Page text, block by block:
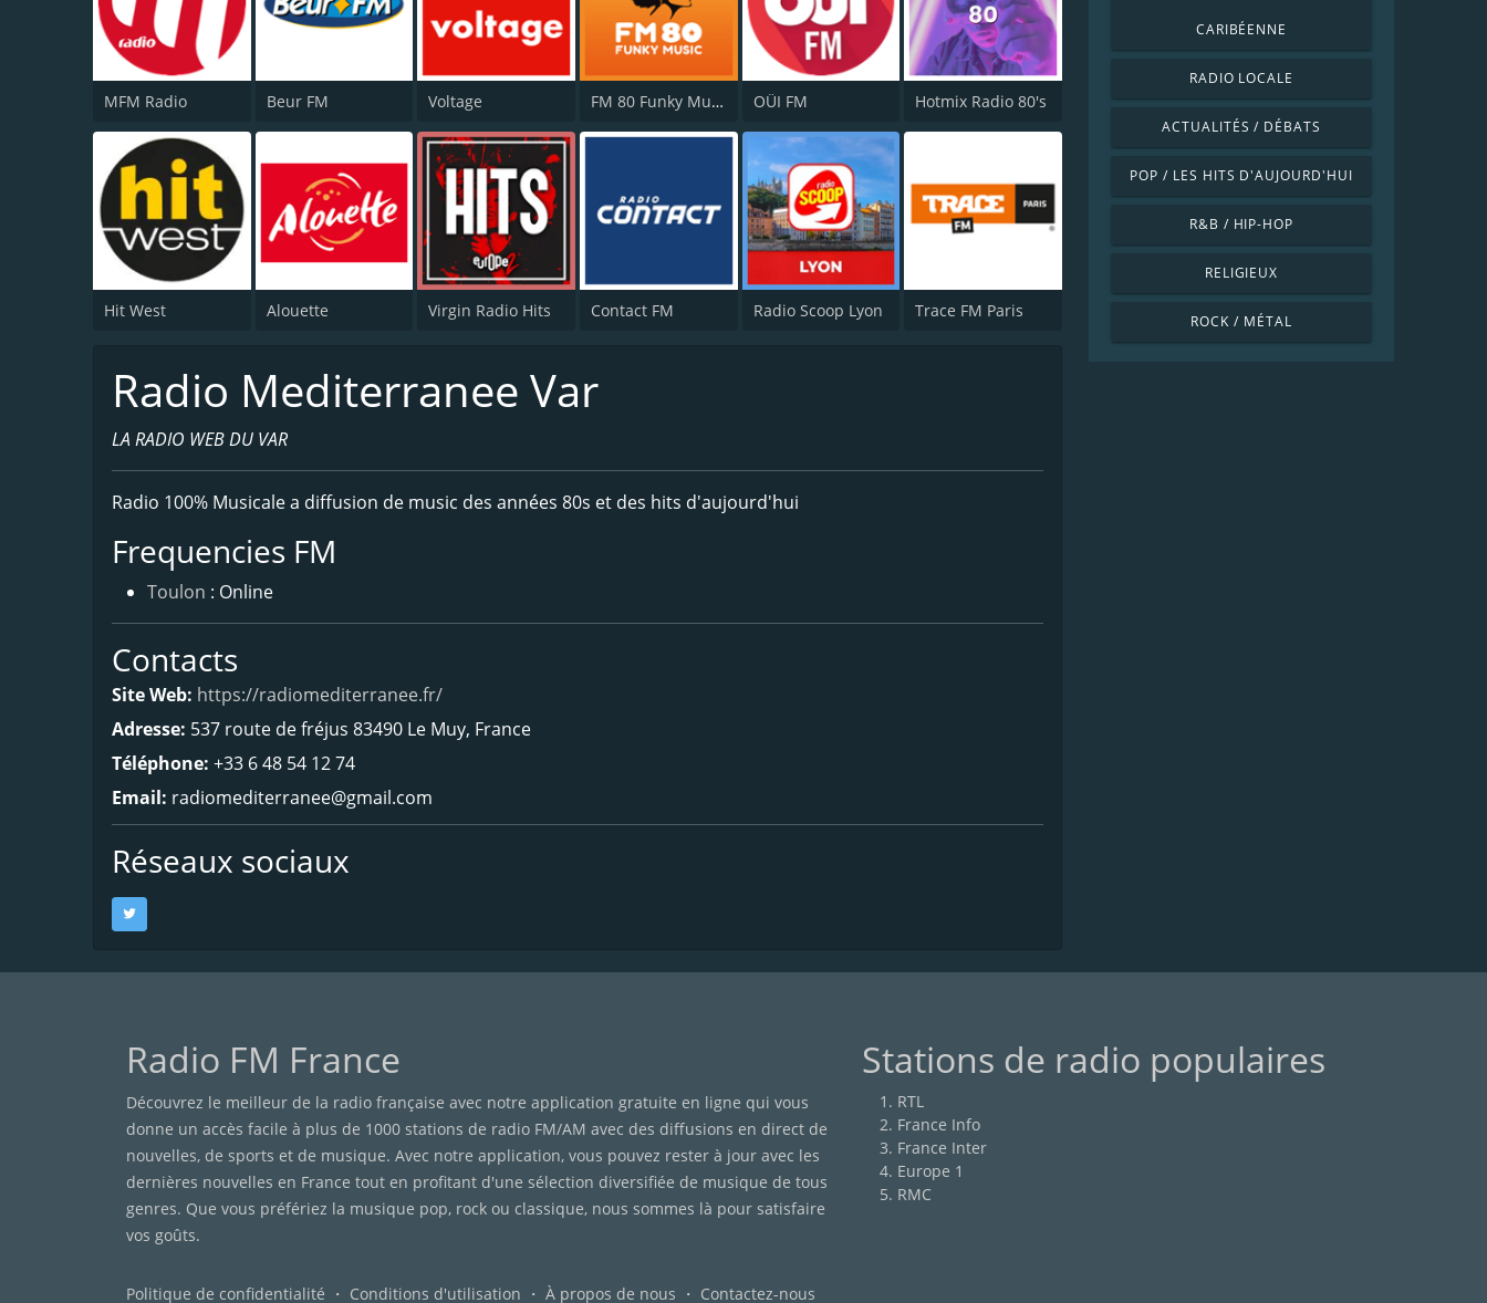
MFM Radio Beur FM Voltage FM 80 Funky Music OÜI FM Hotmix Radio 80's
Hit West Alouette Virgin Radio Hits Contact FM Radio Scoop Lyon Trace FM Paris
Radio Mediterranee Var
LA RADIO WEB DU VAR
Radio 100% Musicale a diffusion de music des années 80s et des hits d'aujourd'hui
Frequencies FM
Toulon : Online
Contacts
Site Web: https://radiomediterranee.fr/
Adresse: 537 route de fréjus 83490 Le Muy, France
Téléphone: +33 6 48 54 12 74
Email: radiomediterranee@gmail.com
Réseaux sociaux
CARIBÉENNE
RADIO LOCALE
ACTUALITÉS / DÉBATS
POP / LES HITS D'AUJOURD'HUI
R&B / HIP-HOP
RELIGIEUX
ROCK / MÉTAL
Radio FM France
Découvrez le meilleur de la radio française avec notre application gratuite en ligne qui vous
donne un accès facile à plus de 1000 stations de radio FM/AM avec des diffusions en direct de
nouvelles, de sports et de musique. Avec notre application, vous pouvez rester à jour avec les
dernières nouvelles en France tout en profitant d'une sélection diversifiée de musique de tous
genres. Que vous préfériez la musique pop, rock ou classique, nous sommes là pour satisfaire
vos goûts.
Stations de radio populaires
RTL
France Info
France Inter
Europe 1
RMC
Politique de confidentialité ・ Conditions d'utilisation ・ À propos de nous ・ Contactez-nous